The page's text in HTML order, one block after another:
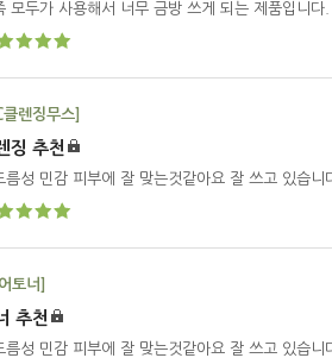
모두가 사용해서 너무 금방 쓰게 되는 제품입니다
클렌징무스]
징 추천
름성 민감 피부에 잘 맞는것같아요 잘 쓰고 있습니
토너]
추천
름성 민감 피부에 잘 맞는것같아요 잘 쓰고 있습니